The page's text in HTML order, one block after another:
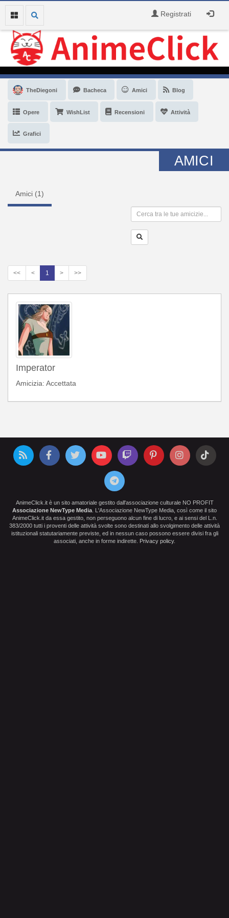
Registrati
TheDiegoni Bacheca Amici Blog
Opere WishList Recensioni Attività
Grafici
AMICI
Amici (1)
<< < 1 > >>
Imperator
Amicizia: Accettata
AnimeClick.it è un sito amatoriale gestito dall'associazione culturale NO PROFIT
Associazione NewType Media . L'Associazione NewType Media, così come il sito
AnimeClick.it da essa gestito, non perseguono alcun fine di lucro, e ai sensi del L.n.
383/2000 tutti i proventi delle attività svolte sono destinati allo svolgimento delle attività
istituzionali statutariamente previste, ed in nessun caso possono essere divisi fra gli
associati, anche in forme indirette. Privacy policy.